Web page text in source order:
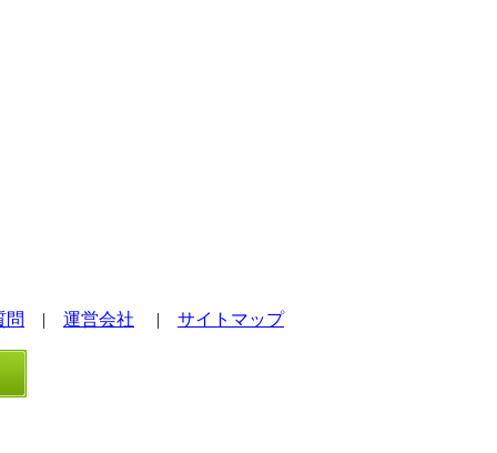
問 | 運営会社 | サイトマップ